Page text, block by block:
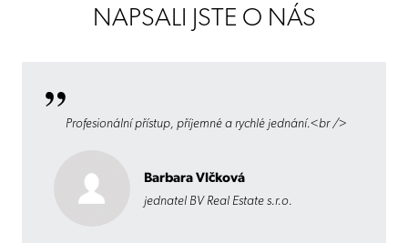
NAPSALI JSTE O NÁS
Profesionální přístup, příjemné a rychlé jednání.<br />
Barbara Vlčková
jednatel BV Real Estate s.r.o.